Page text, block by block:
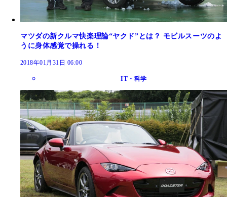
マツダの新クルマ快楽理論“ヤクド”とは？ モビルスーツのよ
うに身体感覚で操れる！
2018年01月31日 06:00
IT・科学